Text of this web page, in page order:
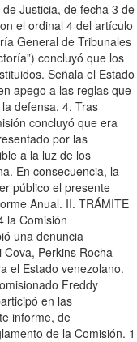
Justicia, de fecha 3 de
el ordinal 4 del artículo
General de Tribunales
concluyó que los
Señala el Estado
apego a las reglas que
defensa. 4. Tras
concluyó que era
por las
a la luz de los
En consecuencia, la
público el presente
Anual. II. TRÁMITE
la Comisión
una denuncia
Perkins Rocha
el Estado venezolano.
Freddy
en las
informe, de
de la Comisión. 1